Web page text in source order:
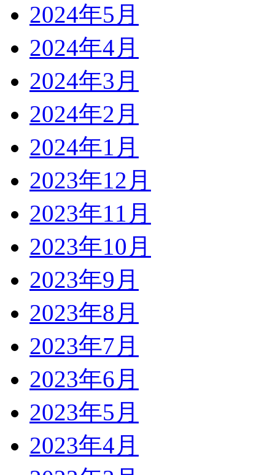
2024年5月
2024年4月
2024年3月
2024年2月
2024年1月
2023年12月
2023年11月
2023年10月
2023年9月
2023年8月
2023年7月
2023年6月
2023年5月
2023年4月